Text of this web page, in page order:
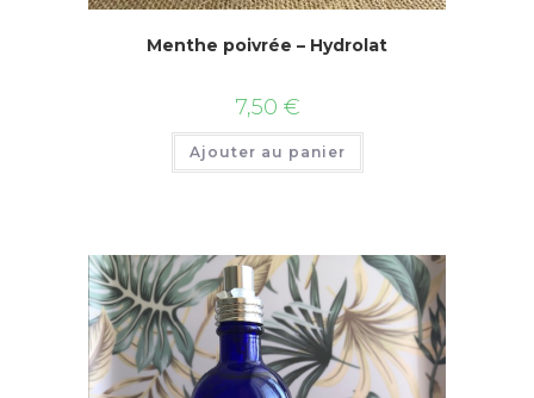
Menthe poivrée – Hydrolat
7,50 €
Ajouter au panier